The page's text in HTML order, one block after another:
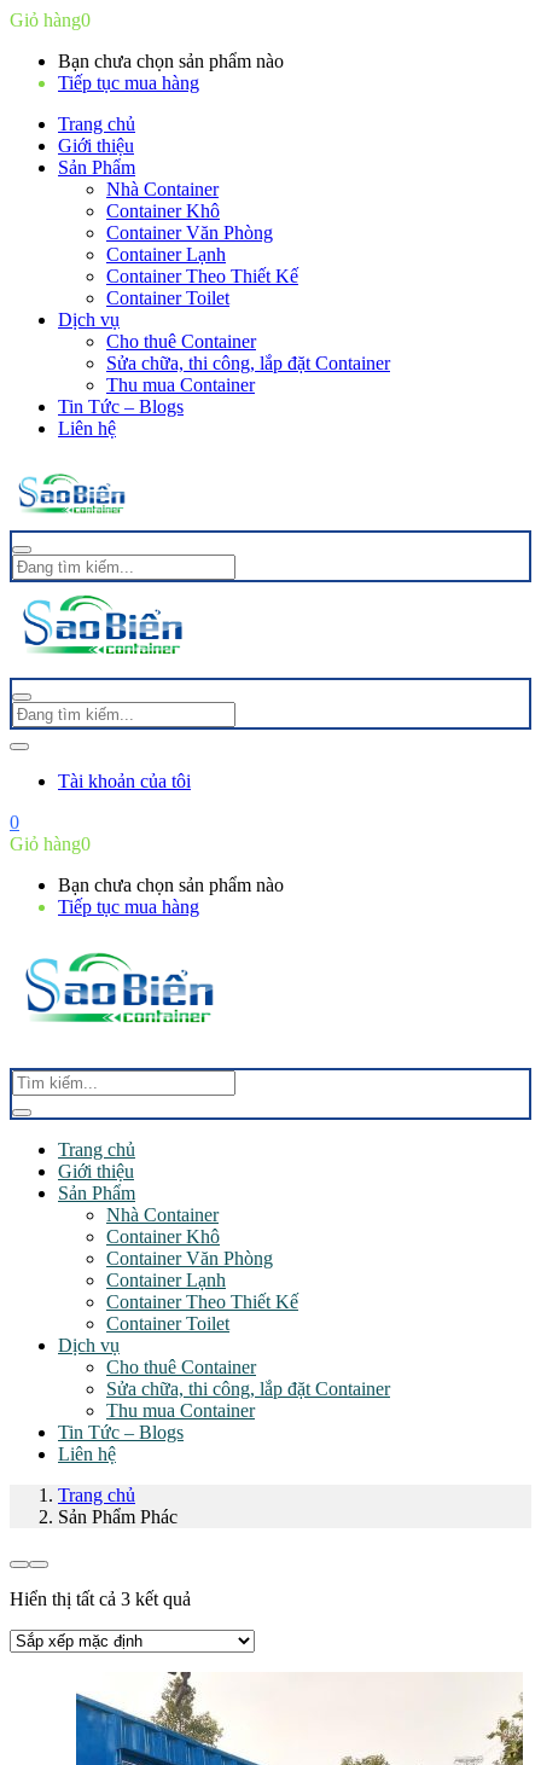
Giỏ hàng0
Bạn chưa chọn sản phẩm nào
Tiếp tục mua hàng
Trang chủ
Giới thiệu
Sản Phẩm
Nhà Container
Container Khô
Container Văn Phòng
Container Lạnh
Container Theo Thiết Kế
Container Toilet
Dịch vụ
Cho thuê Container
Sửa chữa, thi công, lắp đặt Container
Thu mua Container
Tin Tức – Blogs
Liên hệ
Tài khoản của tôi
0
Giỏ hàng0
Bạn chưa chọn sản phẩm nào
Tiếp tục mua hàng
Trang chủ
Giới thiệu
Sản Phẩm
Nhà Container
Container Khô
Container Văn Phòng
Container Lạnh
Container Theo Thiết Kế
Container Toilet
Dịch vụ
Cho thuê Container
Sửa chữa, thi công, lắp đặt Container
Thu mua Container
Tin Tức – Blogs
Liên hệ
Trang chủ
Sản Phẩm Phác
Hiển thị tất cả 3 kết quả